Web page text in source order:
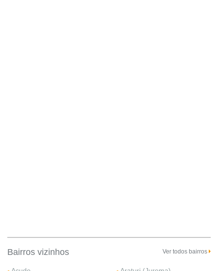
Bairros vizinhos Ver todos bairros